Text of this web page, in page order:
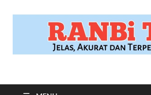
RANBITV.COM